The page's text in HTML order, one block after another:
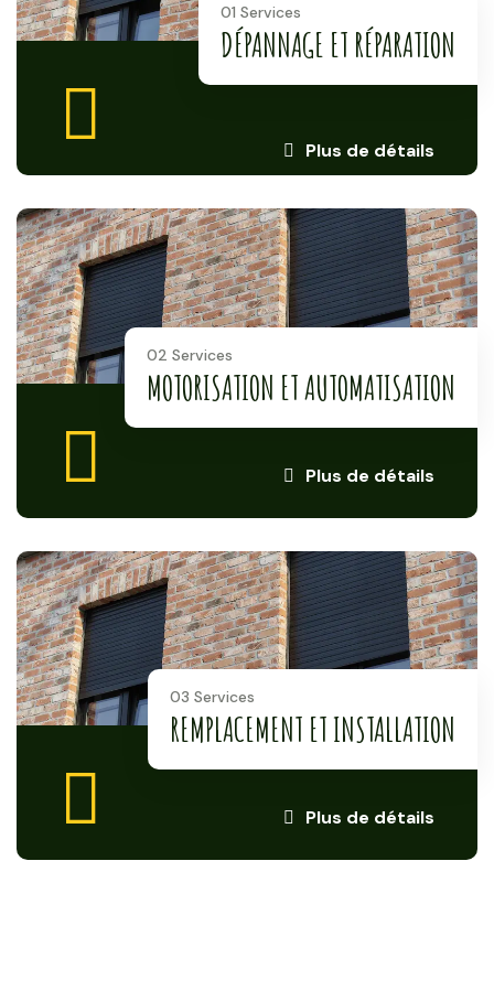
Plus de détails
01 Services
DÉPANNAGE ET RÉPARATION
Plus de détails
02 Services
MOTORISATION ET AUTOMATISATION
Plus de détails
03 Services
REMPLACEMENT ET INSTALLATION